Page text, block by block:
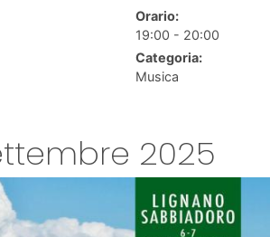
Orario:
19:00 - 20:00
Categoria:
Musica
2025